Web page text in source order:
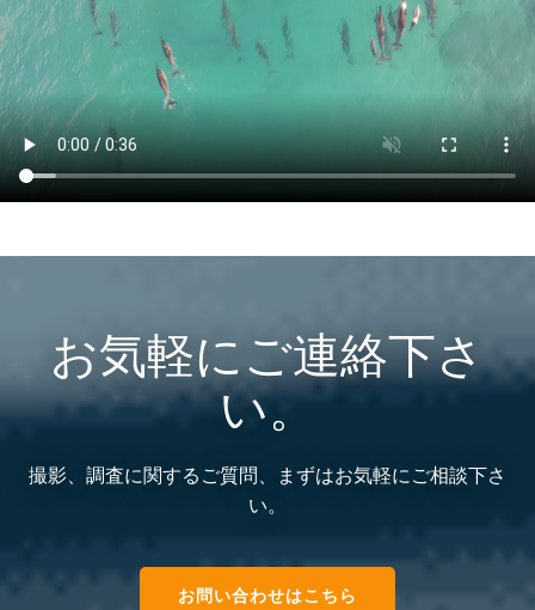
お気軽にご連絡下さ
い。
撮影、調査に関するご質問、まずはお気軽にご相談下さ
い。
お問い合わせはこちら